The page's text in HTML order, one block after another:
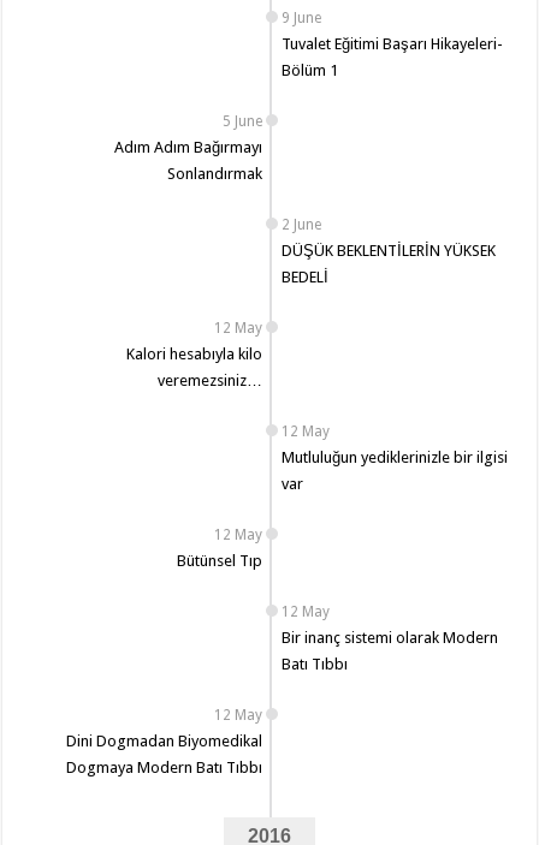
9 June
Tuvalet Eğitimi Başarı Hikayeleri-
Bölüm 1
5 June
Adım Adım Bağırmayı
Sonlandırmak
2 June
DÜŞÜK BEKLENTİLERİN YÜKSEK
BEDELİ
12 May
Kalori hesabıyla kilo
veremezsiniz…
12 May
Mutluluğun yediklerinizle bir ilgisi
var
12 May
Bütünsel Tıp
12 May
Bir inanç sistemi olarak Modern
Batı Tıbbı
12 May
Dini Dogmadan Biyomedikal
Dogmaya Modern Batı Tıbbı
2016